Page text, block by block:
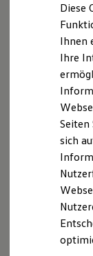
Leasing
Besitzer &
Telefon:
E-Mail:
Eingetragen
USt-Ident-
Wir sind als
Abs. 7 Nr. 1
Industrie-
Diese
Ihnen
Ihre
Seiten
sich